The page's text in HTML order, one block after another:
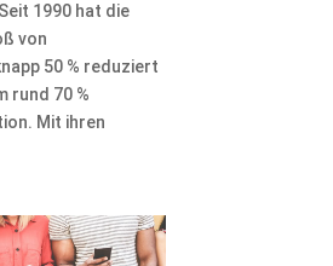
1990 hat die
von
50 % reduziert
rund 70 %
Mit ihren